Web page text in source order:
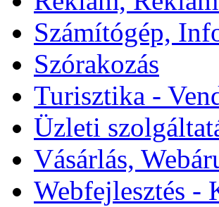
Számítógép,
Szórakozás
Turisztika -
Üzleti
Vásárlás,
Webfejlesztés -